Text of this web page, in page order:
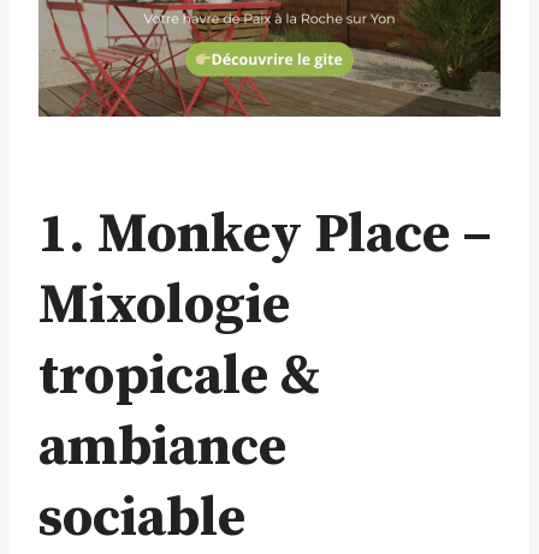
1. Monkey Place –
Mixologie
tropicale &
ambiance
sociable